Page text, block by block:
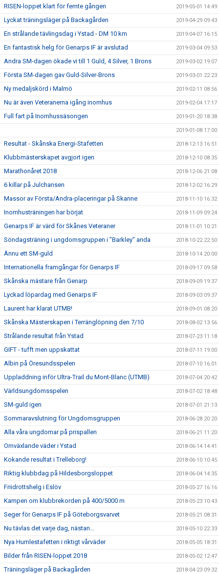
RISEN-loppet klart för femte gången 2019-05-01 14:49
Lyckat träningsläger på Backagården 2019-04-29 09:43
En strålande tävlingsdag i Ystad - DM 10 km 2019-04-07 16:15
En fantastisk helg för Genarps IF är avslutad 2019-03-04 09:53
Andra SM-dagen ökade vi till 1 Guld, 4 Silver, 1 Brons 2019-03-02 19:07
Första SM-dagen gav Guld-Silver-Brons 2019-03-01 22:23
Ny medaljskörd i Malmö 2019-02-11 08:56
Nu är även Veteranerna igång inomhus 2019-02-04 17:17
Full fart på Inomhussäsongen 2019-01-20 18:38
2019-01-08 17:00
Resultat - Skånska Energi-Stafetten 2018-12-13 16:51
Klubbmästerskapet avgjort igen 2018-12-10 08:35
Marathonåret 2018 2018-12-06 21:08
6 killar på Julchansen 2018-12-02 16:29
Massor av Första/Andra-placeringar på Skanne 2018-11-10 16:32
Inomhusträningen har börjat 2018-11-09 09:24
Genarps IF är värd för Skånes Veteraner 2018-11-01 10:21
Söndagsträning i ungdomsgruppen i "Barkley" anda 2018-10-22 22:50
Ännu ett SM-guld 2018-10-14 20:00
Internationella framgångar för Genarps IF 2018-09-17 09:58
Skånska mästare från Genarp 2018-09-09 19:37
Lyckad löpardag med Genarps IF 2018-09-03 09:37
Laurent har klarat UTMB! 2018-09-01 08:20
Skånska Mästerskapen i Terränglöpning den 7/10 2018-08-02 13:56
Strålande resultat från Ystad 2018-07-23 11:18
GIFT - tufft men uppskattat 2018-07-11 19:00
Albin på Öresundsspelen 2018-07-10 16:01
Uppladdning inför Ultra-Trail du Mont-Blanc (UTMB) 2018-07-04 20:42
Världsungdomsspelen 2018-07-02 18:48
SM-guld igen 2018-07-01 21:13
Sommaravslutning för Ungdomsgruppen 2018-06-28 20:20
Alla våra ungdomar på prispallen 2018-06-21 11:20
Omväxlande väder i Ystad 2018-06-14 14:41
Kokande resultat i Trelleborg! 2018-06-10 10:45
Riktig klubbdag på Hildesborgsloppet 2018-06-04 14:35
Friidrottshelg i Eslöv 2018-05-27 16:16
Kampen om klubbrekorden på 400/5000 m 2018-05-23 10:43
Seger för Genarps IF på Göteborgsvarvet 2018-05-21 08:31
Nu tävlas det varje dag, nästan... 2018-05-10 22:33
Nya Humlestafetten i riktigt vårväder 2018-05-05 18:31
Bilder från RISEN-loppet 2018 2018-05-02 12:47
Träningsläger på Backagården 2018-04-23 09:32